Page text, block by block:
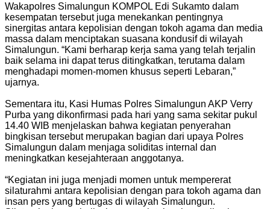
Wakapolres Simalungun KOMPOL Edi Sukamto dalam
kesempatan tersebut juga menekankan pentingnya
sinergitas antara kepolisian dengan tokoh agama dan media
massa dalam menciptakan suasana kondusif di wilayah
Simalungun. “Kami berharap kerja sama yang telah terjalin
baik selama ini dapat terus ditingkatkan, terutama dalam
menghadapi momen-momen khusus seperti Lebaran,”
ujarnya.
Sementara itu, Kasi Humas Polres Simalungun AKP Verry
Purba yang dikonfirmasi pada hari yang sama sekitar pukul
14.40 WIB menjelaskan bahwa kegiatan penyerahan
bingkisan tersebut merupakan bagian dari upaya Polres
Simalungun dalam menjaga soliditas internal dan
meningkatkan kesejahteraan anggotanya.
“Kegiatan ini juga menjadi momen untuk mempererat
silaturahmi antara kepolisian dengan para tokoh agama dan
insan pers yang bertugas di wilayah Simalungun.